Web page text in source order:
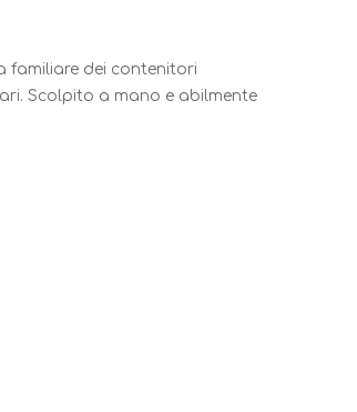
familiare dei contenitori
Scolpito a mano e abilmente